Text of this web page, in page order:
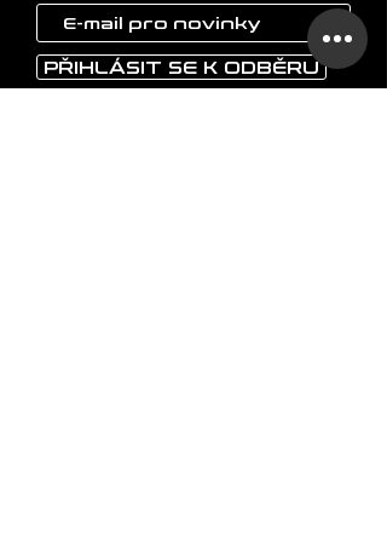
PŘIHLÁSIT SE K ODBĚRU